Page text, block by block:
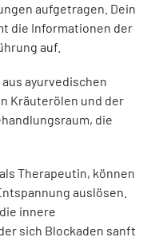
aufgetragen. Dein
die Informationen der
auf.
ayurvedischen
Kräuterölen und der
die
Therapeutin, können
auslösen.
innere
sich Blockaden sanft